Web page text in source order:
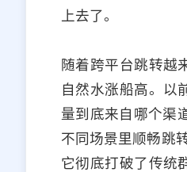
上去了。
随着跨平台跳转越
自然水涨船高。以
量到底来自哪个渠
不同场景里顺畅跳
它彻底打破了传统